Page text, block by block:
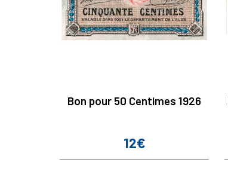
Bon pour 50 Centimes 1926
Prix
12€